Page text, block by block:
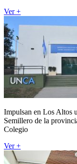
Ver +
Impulsan en Los Altos
Semillero de la
Colegio
Ver +